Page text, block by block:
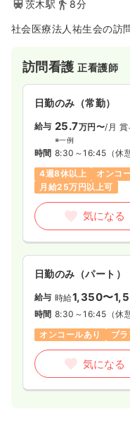
茨木駅 8分
社会医療法人祐生会の訪
訪問看護正看護師
日勤のみ（常勤）
給与 25.7万円〜/月 賞
※一例
時間 8:30～16:45 （休
4週8休以上
オンコ
月給25万円以上可
気になる
日勤のみ（パート）
給与 時給1,350〜
時間 8:30～16:45 （休
オンコールあり
ブ
気になる